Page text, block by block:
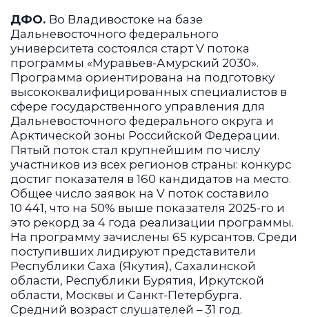
ДФО. Во Владивостоке на базе
Дальневосточного федерального
университета состоялся старт V потока
программы «Муравьев-Амурский 2030».
Программа ориентирована на подготовку
высококвалифицированных специалистов в
сфере государственного управления для
Дальневосточного федерального округа и
Арктической зоны Российской Федерации.
Пятый поток стал крупнейшим по числу
участников из всех регионов страны: конкурс
достиг показателя в 160 кандидатов на место.
Общее число заявок на V поток составило
10 441, что на 50% выше показателя 2025-го и
это рекорд за 4 года реализации программы.
На программу зачислены 65 курсантов. Среди
поступивших лидируют представители
Республики Саха (Якутия), Сахалинской
области, Республики Бурятия, Иркутской
области, Москвы и Санкт-Петербурга.
Средний возраст слушателей – 31 год.